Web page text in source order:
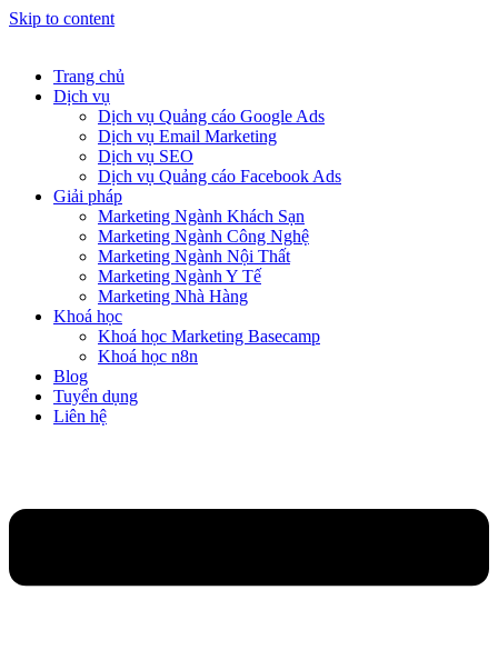
Skip to content
Trang chủ
Dịch vụ
Dịch vụ Quảng cáo Google Ads
Dịch vụ Email Marketing
Dịch vụ SEO
Dịch vụ Quảng cáo Facebook Ads
Giải pháp
Marketing Ngành Khách Sạn
Marketing Ngành Công Nghệ
Marketing Ngành Nội Thất
Marketing Ngành Y Tế
Marketing Nhà Hàng
Khoá học
Khoá học Marketing Basecamp
Khoá học n8n
Blog
Tuyển dụng
Liên hệ